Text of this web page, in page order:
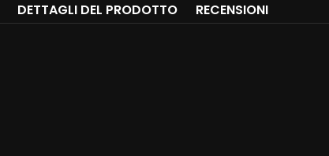
DETTAGLI DEL PRODOTTO RECENSIONI